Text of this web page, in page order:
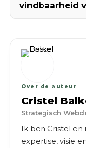
vindbaarheid
Over de auteur
Cristel
Strategisch
Ik ben Cristel en
expertise, visie